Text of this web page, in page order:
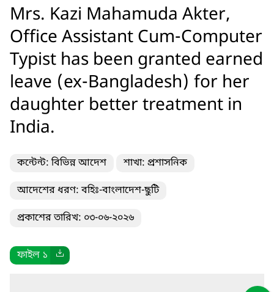
Mrs. Kazi Mahamuda Akter,
Office Assistant Cum-Computer
Typist has been granted earned
leave (ex-Bangladesh) for her
daughter better treatment in
India.
কন্টেন্ট: বিভিন্ন আদেশ শাখা: প্রশাসনিক
আদেশের ধরণ: বহিঃ-বাংলাদেশ-ছুটি
প্রকাশের তারিখ: ০৩-০৬-২০২৬
ফাইল ১